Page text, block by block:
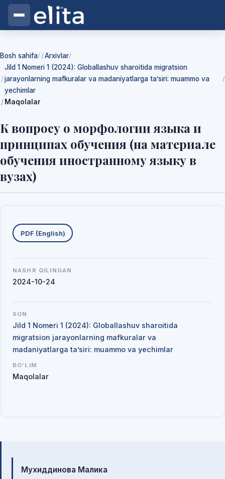
Bosh sahifa/ Arxivlar/
Jild 1 Nomeri 1 (2024): Globallashuv sharoitida migratsion
jarayonlarning mafkuralar va madaniyatlarga ta’siri: muammo va
yechimlar
/
Maqolalar
К вопросу о морфологии языка и
принципах обучения (на материале
обучения иностранному языку в
вузах)
Mualliflar
Мухиддинова Малика
Yuklab olishlar
PDF (English)
NASHR QILINGAN
2024-10-24
SON
Jild 1 Nomeri 1 (2024): Globallashuv sharoitida
migratsion jarayonlarning mafkuralar va
madaniyatlarga ta’siri: muammo va yechimlar
BO'LIM
Maqolalar